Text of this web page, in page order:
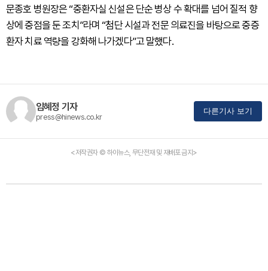
문종호 병원장은 “중환자실 신설은 단순 병상 수 확대를 넘어 질적 향
상에 중점을 둔 조치”라며 “첨단 시설과 전문 의료진을 바탕으로 중증
환자 치료 역량을 강화해 나가겠다”고 말했다.
임혜정 기자
press@hinews.co.kr
다른기사 보기
<저작권자 © 하이뉴스, 무단전재 및 재배포 금지>